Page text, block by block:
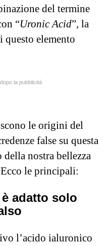
del termine
“Uronic Acid”, la
elemento
la pubblicità
le origini del
false su questa
della nostra bellezza
Ecco le principali:
adatto solo
l’acido ialuronico